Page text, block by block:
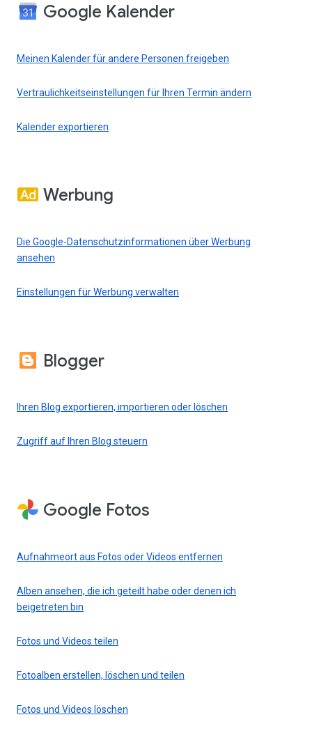
Google Kalender
Meinen Kalender für andere Personen freigeben
Vertraulichkeitseinstellungen für Ihren Termin ändern
Kalender exportieren
Werbung
Die Google-Datenschutzinformationen über Werbung
ansehen
Einstellungen für Werbung verwalten
Blogger
Ihren Blog exportieren, importieren oder löschen
Zugriff auf Ihren Blog steuern
Google Fotos
Aufnahmeort aus Fotos oder Videos entfernen
Alben ansehen, die ich geteilt habe oder denen ich
beigetreten bin
Fotos und Videos teilen
Fotoalben erstellen, löschen und teilen
Fotos und Videos löschen